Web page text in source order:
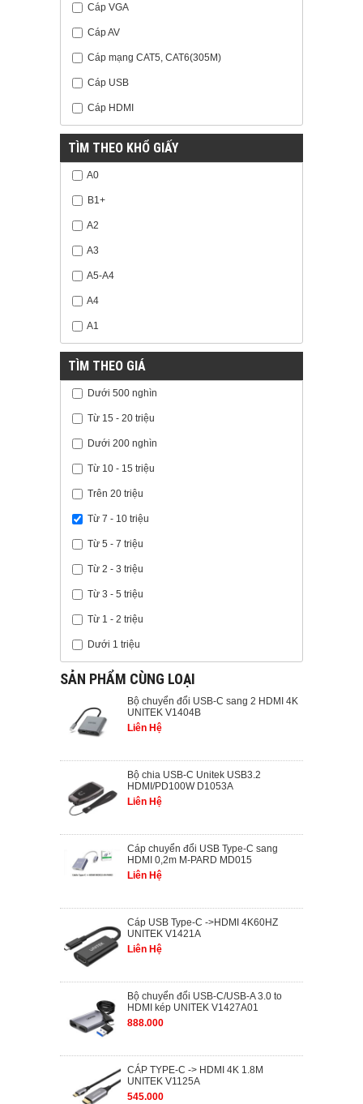
Cáp VGA
Cáp AV
Cáp mạng CAT5, CAT6(305M)
Cáp USB
Cáp HDMI
TÌM THEO KHỔ GIẤY
A0
B1+
A2
A3
A5-A4
A4
A1
TÌM THEO GIÁ
Dưới 500 nghìn
Từ 15 - 20 triệu
Dưới 200 nghìn
Từ 10 - 15 triệu
Trên 20 triệu
Từ 7 - 10 triệu
Từ 5 - 7 triệu
Từ 2 - 3 triệu
Từ 3 - 5 triệu
Từ 1 - 2 triệu
Dưới 1 triệu
SẢN PHẨM CÙNG LOẠI
Bộ chuyển đổi USB-C sang 2 HDMI 4K
UNITEK V1404B
Liên Hệ
Bộ chia USB-C Unitek USB3.2
HDMI/PD100W D1053A
Liên Hệ
Cáp chuyển đổi USB Type-C sang
HDMI 0,2m M-PARD MD015
Liên Hệ
Cáp USB Type-C ->HDMI 4K60HZ
UNITEK V1421A
Liên Hệ
Bộ chuyển đổi USB-C/USB-A 3.0 to
HDMI kép UNITEK V1427A01
888.000
CÁP TYPE-C -> HDMI 4K 1.8M
UNITEK V1125A
545.000